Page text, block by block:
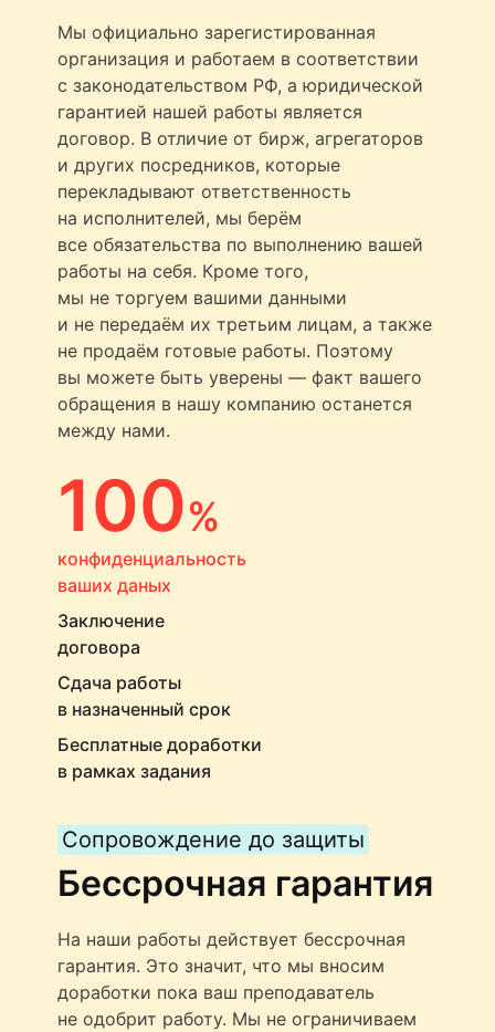
Мы официально зарегистированная
организация и работаем в соответствии
с законодательством РФ, а юридической
гарантией нашей работы является
договор. В отличие от бирж, агрегаторов
и других посредников, которые
перекладывают ответственность
на исполнителей, мы берём
все обязательства по выполнению вашей
работы на себя. Кроме того,
мы не торгуем вашими данными
и не передаём их третьим лицам, а также
не продаём готовые работы. Поэтому
вы можете быть уверены — факт вашего
обращения в нашу компанию останется
между нами.
100%
конфиденциальность
ваших даных
Заключение
договора
Сдача работы
в назначенный срок
Бесплатные доработки
в рамках задания
Сопровождение до защиты
Бессрочная гарантия
На наши работы действует бессрочная
гарантия. Это значит, что мы вносим
доработки пока ваш преподаватель
не одобрит работу. Мы не ограничиваем